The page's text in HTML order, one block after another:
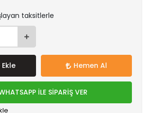
taksitlerle
Hemen Al
İLE SİPARİŞ VER